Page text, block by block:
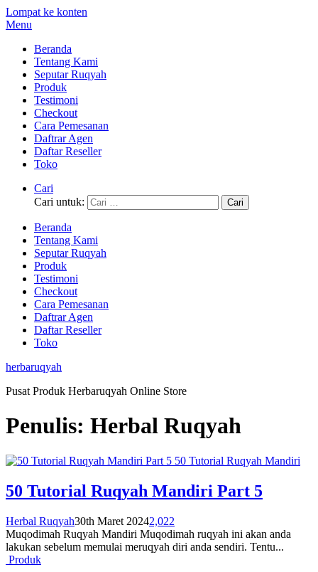
Lompat ke konten
Menu
Beranda
Tentang Kami
Seputar Ruqyah
Produk
Testimoni
Checkout
Cara Pemesanan
Daftrar Agen
Daftar Reseller
Toko
Cari
Cari untuk:
Beranda
Tentang Kami
Seputar Ruqyah
Produk
Testimoni
Checkout
Cara Pemesanan
Daftrar Agen
Daftar Reseller
Toko
herbaruqyah
Pusat Produk Herbaruqyah Online Store
Penulis: Herbal Ruqyah
50 Tutorial Ruqyah Mandiri
50 Tutorial Ruqyah Mandiri Part 5
Herbal Ruqyah30th Maret 20242,022
Muqodimah Ruqyah Mandiri Muqodimah ruqyah ini akan anda
lakukan sebelum memulai meruqyah diri anda sendiri. Tentu...
Produk